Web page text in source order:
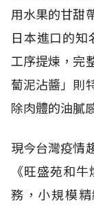
用水果的甘甜
日本進口的
工序提煉，完
蔔泥沾醬」則
除肉體的油膩
現今台灣疫情
《旺盛苑和
務，小規模